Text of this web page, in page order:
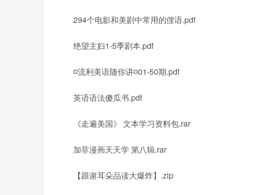
294个电影和美剧中常用的俚语.pdf
绝望主妇1-5季剧本.pdf
¤流利美语随你讲¤01-50期.pdf
英语语法傻瓜书.pdf
《走遍美国》 文本学习资料包.rar
加菲漫画天天学 第八辑.rar
【跟谢耳朵品读大爆炸】.zip